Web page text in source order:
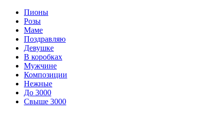
Пионы
Розы
Маме
Поздравляю
Девушке
В коробках
Мужчине
Композиции
Нежные
До 3000
Свыше 3000